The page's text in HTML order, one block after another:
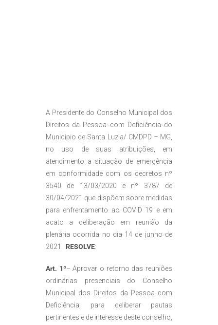
A Presidente do Conselho Municipal dos
Direitos da Pessoa com Deficiência do
Município de Santa Luzia/ CMDPD – MG,
no uso de suas atribuições, em
atendimento a situação de emergência
em conformidade com os decretos nº
3540 de 13/03/2020 e nº 3787 de
30/04/2021 que dispõem sobre medidas
para enfrentamento ao COVID 19 e em
acato a deliberação em reunião da
plenária ocorrida no dia 14 de junho de
2021. RESOLVE:
Art. 1º– Aprovar o retorno das reuniões
ordinárias presenciais do Conselho
Municipal dos Direitos da Pessoa com
Deficiência, para deliberar pautas
pertinentes e de interesse deste conselho,